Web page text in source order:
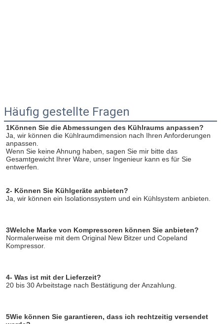
Häufig gestellte Fragen
1Können Sie die Abmessungen des Kühlraums anpassen?
Ja, wir können die Kühlraumdimension nach Ihren Anforderungen
anpassen.
Wenn Sie keine Ahnung haben, sagen Sie mir bitte das
Gesamtgewicht Ihrer Ware, unser Ingenieur kann es für Sie
entwerfen.
2- Können Sie Kühlgeräte anbieten?
Ja, wir können ein Isolationssystem und ein Kühlsystem anbieten.
3Welche Marke von Kompressoren können Sie anbieten?
Normalerweise mit dem Original New Bitzer und Copeland
Kompressor.
4- Was ist mit der Lieferzeit?
20 bis 30 Arbeitstage nach Bestätigung der Anzahlung.
5Wie können Sie garantieren, dass ich rechtzeitig versendet